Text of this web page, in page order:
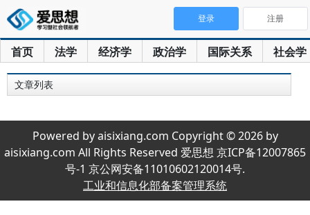
首页 法学 经济学 政治学 国际关系 社会学
登录 注册
文章列表
Powered by aisixiang.com Copyright © 2026 by
aisixiang.com All Rights Reserved 爱思想 京ICP备12007865
号-1 京公网安备11010602120014号.
工业和信息化部备案管理系统